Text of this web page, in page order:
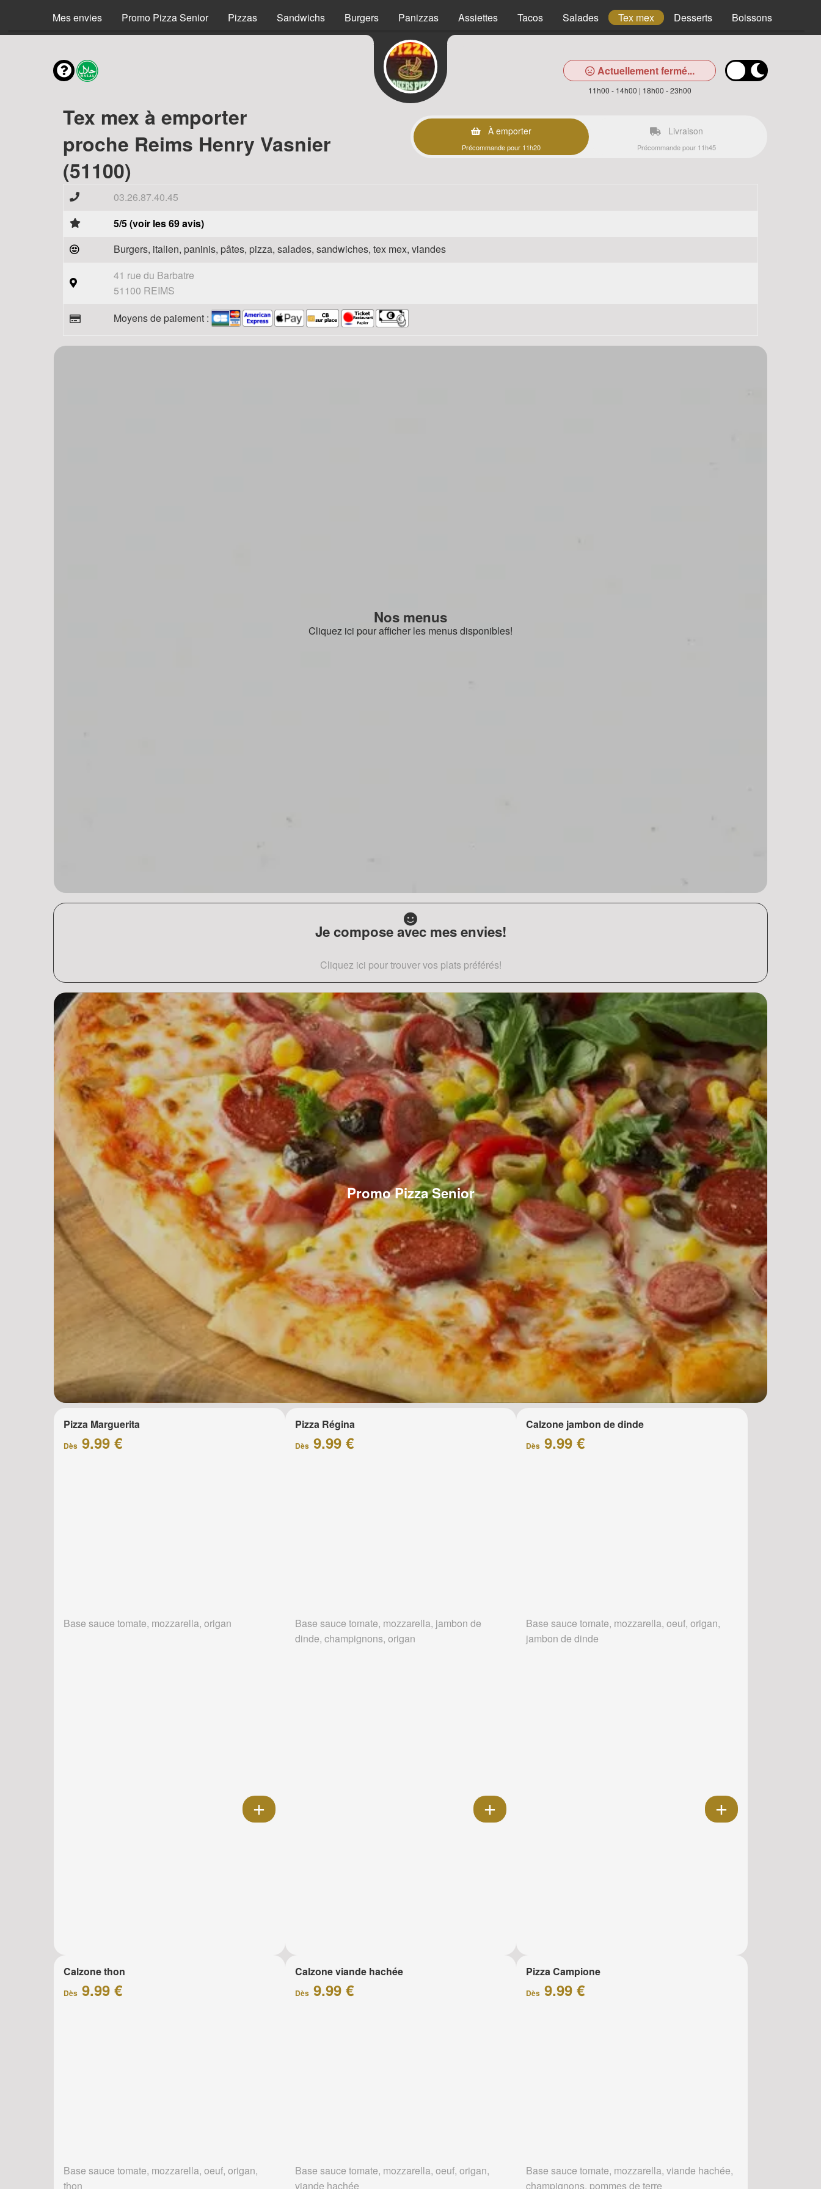
Mes envies Promo Pizza Senior Pizzas Sandwichs Burgers Panizzas Assiettes Tacos Salades Tex mex Desserts Boissons
Actuellement fermé...
11h00 - 14h00 | 18h00 - 23h00
Tex mex à emporter
proche Reims Henry Vasnier
(51100)
À emporter
Précommande pour 11h20
Livraison
Précommande pour 11h45
03.26.87.40.45
5/5 (voir les 69 avis)
Burgers, italien, paninis, pâtes, pizza, salades, sandwiches, tex mex, viandes
41 rue du Barbatre
51100 REIMS
Moyens de paiement :
Nos menus
Cliquez ici pour afficher les menus disponibles!
Je compose avec mes envies!
Cliquez ici pour trouver vos plats préférés!
Promo Pizza Senior
Pizza Marguerita
Dès 9.99 €
Base sauce tomate, mozzarella, origan
Pizza Régina
Dès9.99 €
Base sauce tomate, mozzarella, jambon de
dinde, champignons, origan
Calzone jambon de dinde
Dès 9.99 €
Base sauce tomate, mozzarella, oeuf, origan,
jambon de dinde
Calzone thon
Dès 9.99 €
Base sauce tomate, mozzarella, oeuf, origan,
thon
Calzone viande hachée
Dès9.99 €
Base sauce tomate, mozzarella, oeuf, origan,
viande hachée
Pizza Campione
Dès 9.99 €
Base sauce tomate, mozzarella, viande hachée,
champignons, pommes de terre